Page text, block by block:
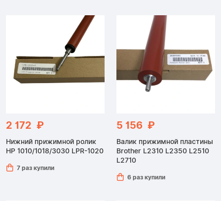
2 172 ₽
Нижний прижимной ролик
HP 1010/1018/3030 LPR-1020
7 раз купили
5 156 ₽
Валик прижимной пластины
Brother L2310 L2350 L2510
L2710
6 раз купили